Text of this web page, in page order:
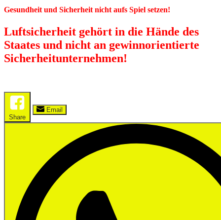
Gesundheit und Sicherheit nicht aufs Spiel setzen!
Luftsicherheit gehört in die Hände des
Staates und nicht an gewinnorientierte
Sicherheitunternehmen!
Share
Email